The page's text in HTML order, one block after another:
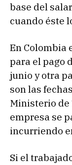
base del
cuando éste
En Colombia
para el pago
junio y otra
son las
Ministerio de
empresa se
incurriendo
Si el